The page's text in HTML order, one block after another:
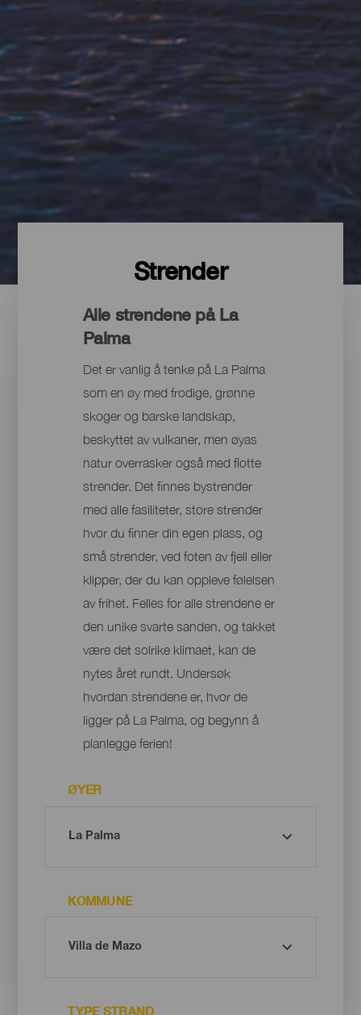
Strender
Alle strendene på La
Palma
Det er vanlig å tenke på La Palma
som en øy med frodige, grønne
skoger og barske landskap,
beskyttet av vulkaner, men øyas
natur overrasker også med flotte
strender. Det finnes bystrender
med alle fasiliteter, store strender
hvor du finner din egen plass, og
små strender, ved foten av fjell eller
klipper, der du kan oppleve følelsen
av frihet. Felles for alle strendene er
den unike svarte sanden, og takket
være det solrike klimaet, kan de
nytes året rundt. Undersøk
hvordan strendene er, hvor de
ligger på La Palma, og begynn å
planlegge ferien!
ØYER
KOMMUNE
TYPE STRAND